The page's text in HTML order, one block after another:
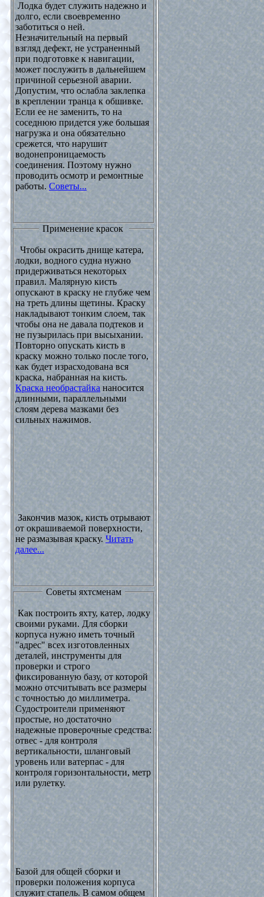
Лодка будет служить надежно и
долго, если своевременно
заботиться о ней.
Незначительный на первый
взгляд дефект, не устраненный
при подготовке к навигации,
может послужить в дальнейшем
причиной серьезной аварии.
Допустим, что ослабла заклепка
в креплении транца к обшивке.
Если ее не заменить, то на
соседнюю придется уже большая
нагрузка и она обязательно
срежется, что нарушит
водонепроницаемость
соединения. Поэтому нужно
проводить осмотр и ремонтные
работы. Советы...
Применение красок
лодки, водного судна нужно
придерживаться некоторых
правил. Малярную кисть
опускают в краску не глубже чем
на треть длины щетины. Краску
накладывают тонким слоем, так
чтобы она не давала подтеков и
не пузырилась при высыхании.
Повторно опускать кисть в
краску можно только после того,
как будет израсходована вся
краска, набранная на кисть.
Краска необрастайкананосится
длинными, параллельными
слоям дерева мазками без
сильных нажимов.
Закончив мазок, кисть отрывают
от окрашиваемой поверхности,
не размазывая краску. Читать
далее...
Советы яхтсменам
Как построить яхту, катер, лодку
своими руками. Для сборки
корпуса нужно иметь точный
"адрес" всех изготовленных
деталей, инструменты для
проверки и строго
фиксированную базу, от которой
можно отсчитывать все размеры
с точностью до миллиметра.
Судостроители применяют
простые, но достаточно
надежные проверочные средства:
отвес - для контроля
вертикальности, шланговый
уровень или ватерпас - для
контроля горизонтальности, метр
или рулетку.
Базой для общей сборки и
проверки положения корпуса
служит стапель. В самом общем